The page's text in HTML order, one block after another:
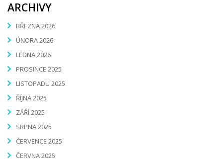
ARCHIVY
BŘEZNA 2026
ÚNORA 2026
LEDNA 2026
PROSINCE 2025
LISTOPADU 2025
ŘÍJNA 2025
ZÁŘÍ 2025
SRPNA 2025
ČERVENCE 2025
ČERVNA 2025